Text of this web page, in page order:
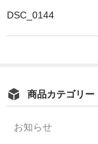
惣万水産って？
DSC_0144
商品カテゴリー
お知らせ